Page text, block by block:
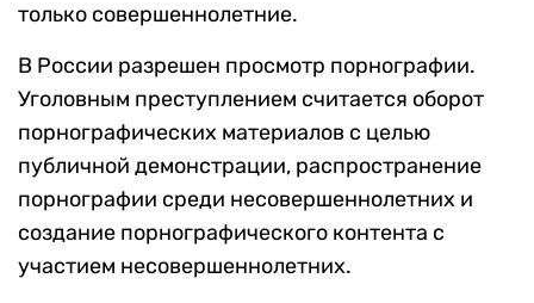
только совершеннолетние.
В России разрешен просмотр порнографии.
Уголовным преступлением считается оборот
порнографических материалов с целью
публичной демонстрации, распространение
порнографии среди несовершеннолетних и
создание порнографического контента с
участием несовершеннолетних.